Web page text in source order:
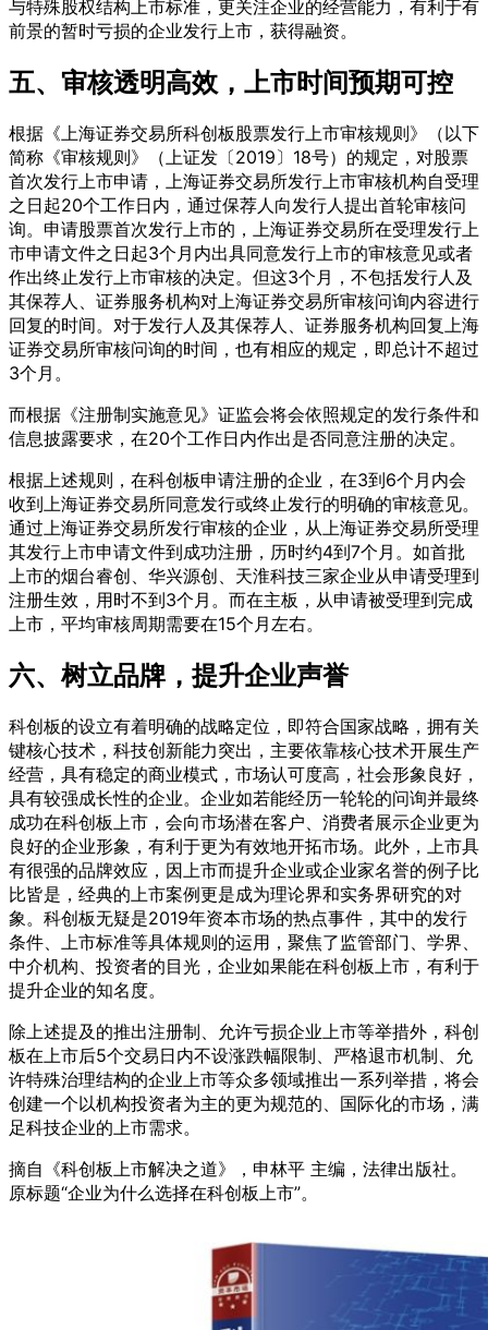
与特殊股权结构上市标准，更关注企业的经营能力，有利于有
前景的暂时亏损的企业发行上市，获得融资。
五、审核透明高效，上市时间预期可控
根据《上海证券交易所科创板股票发行上市审核规则》（以下
简称《审核规则》（上证发〔2019〕18号）的规定，对股票
首次发行上市申请，上海证券交易所发行上市审核机构自受理
之日起20个工作日内，通过保荐人向发行人提出首轮审核问
询。申请股票首次发行上市的，上海证券交易所在受理发行上
市申请文件之日起3个月内出具同意发行上市的审核意见或者
作出终止发行上市审核的决定。但这3个月，不包括发行人及
其保荐人、证券服务机构对上海证券交易所审核问询内容进行
回复的时间。对于发行人及其保荐人、证券服务机构回复上海
证券交易所审核问询的时间，也有相应的规定，即总计不超过
3个月。
而根据《注册制实施意见》证监会将会依照规定的发行条件和
信息披露要求，在20个工作日内作出是否同意注册的决定。
根据上述规则，在科创板申请注册的企业，在3到6个月内会
收到上海证券交易所同意发行或终止发行的明确的审核意见。
通过上海证券交易所发行审核的企业，从上海证券交易所受理
其发行上市申请文件到成功注册，历时约4到7个月。如首批
上市的烟台睿创、华兴源创、天淮科技三家企业从申请受理到
注册生效，用时不到3个月。而在主板，从申请被受理到完成
上市，平均审核周期需要在15个月左右。
六、树立品牌，提升企业声誉
科创板的设立有着明确的战略定位，即符合国家战略，拥有关
键核心技术，科技创新能力突出，主要依靠核心技术开展生产
经营，具有稳定的商业模式，市场认可度高，社会形象良好，
具有较强成长性的企业。企业如若能经历一轮轮的问询并最终
成功在科创板上市，会向市场潜在客户、消费者展示企业更为
良好的企业形象，有利于更为有效地开拓市场。此外，上市具
有很强的品牌效应，因上市而提升企业或企业家名誉的例子比
比皆是，经典的上市案例更是成为理论界和实务界研究的对
象。科创板无疑是2019年资本市场的热点事件，其中的发行
条件、上市标准等具体规则的运用，聚焦了监管部门、学界、
中介机构、投资者的目光，企业如果能在科创板上市，有利于
提升企业的知名度。
除上述提及的推出注册制、允许亏损企业上市等举措外，科创
板在上市后5个交易日内不设涨跌幅限制、严格退市机制、允
许特殊治理结构的企业上市等众多领域推出一系列举措，将会
创建一个以机构投资者为主的更为规范的、国际化的市场，满
足科技企业的上市需求。
摘自《科创板上市解决之道》，申林平 主编，法律出版社。
原标题“企业为什么选择在科创板上市”。